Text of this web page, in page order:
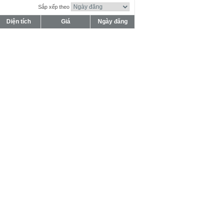
Sắp xếp theo
Diện tích Giá Ngày đăng